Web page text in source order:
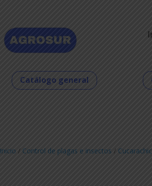
Catálogo general
Inicio / Control de plagas e insectos /